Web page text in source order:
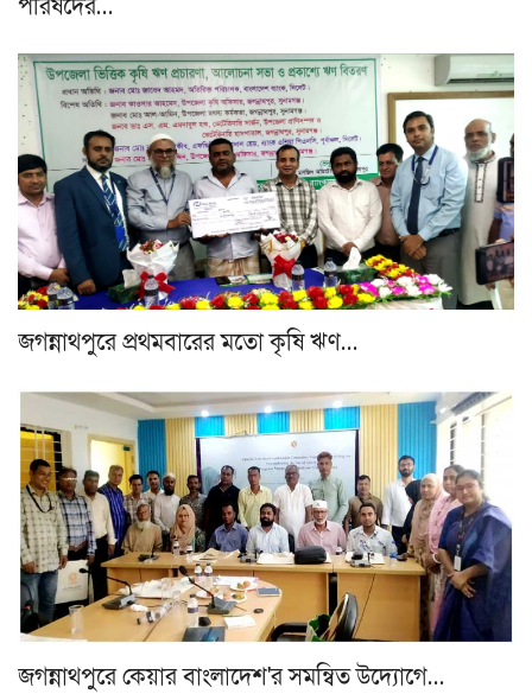
পরিষদের…
জগন্নাথপুরে প্রথমবারের মতো কৃষি ঋণ…
জগন্নাথপুরে কেয়ার বাংলাদেশ'র সমন্বিত উদ্যোগে…